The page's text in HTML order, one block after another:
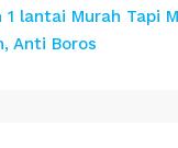
1 lantai Murah Tapi
Anti Boros